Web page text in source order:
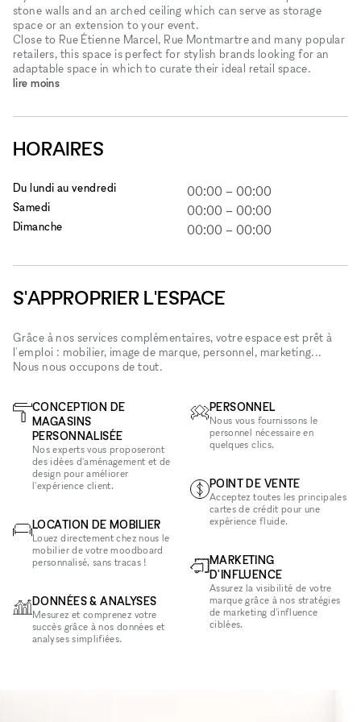
stone walls and an arched ceiling which can serve as storage
space or an extension to your event.
Close to Rue Étienne Marcel, Rue Montmartre and many popular
retailers, this space is perfect for stylish brands looking for an
adaptable space in which to curate their ideal retail space.
lire moins
HORAIRES
Du lundi au vendredi 00:00 – 00:00
Samedi 00:00 – 00:00
Dimanche 00:00 – 00:00
S'APPROPRIER L'ESPACE
Grâce à nos services complémentaires, votre espace est prêt à
l'emploi : mobilier, image de marque, personnel, marketing...
Nous nous occupons de tout.
CONCEPTION DE
MAGASINS
PERSONNALISÉE
Nos experts vous proposeront
des idées d'aménagement et de
design pour améliorer
l'expérience client.
LOCATION DE MOBILIER
Louez directement chez nous le
mobilier de votre moodboard
personnalisé, sans tracas !
DONNÉES & ANALYSES
Mesurez et comprenez votre
succès grâce à nos données et
analyses simplifiées.
PERSONNEL
Nous vous fournissons le
personnel nécessaire en
quelques clics.
POINT DE VENTE
Acceptez toutes les principales
cartes de crédit pour une
expérience fluide.
MARKETING
D'INFLUENCE
Assurez la visibilité de votre
marque grâce à nos stratégies
de marketing d'influence
ciblées.